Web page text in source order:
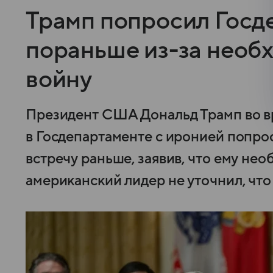
Трамп попросил
пораньше из-за
войну
Президент США Дональд Трамп во
в Госдепартаменте с иронией
встречу раньше, заявив, что ему
американский лидер не уточнил,